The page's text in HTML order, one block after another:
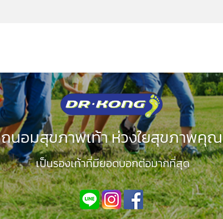
ถนอมสุขภาพเท้า ห่วงใยสุขภาพคุณ
เป็นรองเท้าที่มียอดบอกต่อมากที่สุด